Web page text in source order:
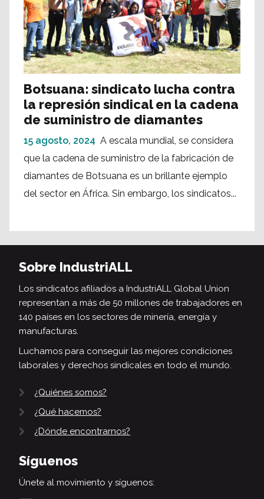
Botsuana: sindicato lucha contra
la represión sindical en la cadena
de suministro de diamantes
15 agosto, 2024 A escala mundial, se considera
que la cadena de suministro de la fabricación de
diamantes de Botsuana es un brillante ejemplo
del sector en África. Sin embargo, los sindicatos...
Sobre IndustriALL
Los sindicatos afiliados a IndustriALL Global Union
representan a más de 50 millones de trabajadores en
140 países en los sectores de minería, energía y
manufacturas.
Luchamos para conseguir las mejores condiciones
laborales y derechos sindicales en todo el mundo.
¿Quiénes somos?
¿Qué hacemos?
¿Dónde encontrarnos?
Síguenos
Únete al movimiento y síguenos: